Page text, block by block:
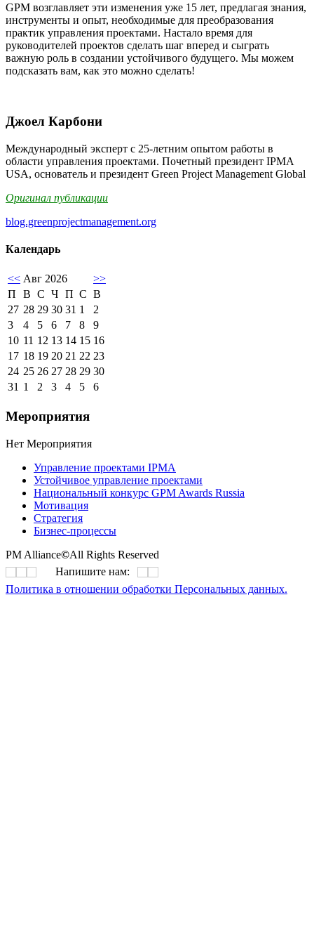
GPM возглавляет эти изменения уже 15 лет, предлагая знания,
инструменты и опыт, необходимые для преобразования
практик управления проектами. Настало время для
руководителей проектов сделать шаг вперед и сыграть
важную роль в создании устойчивого будущего. Мы можем
подсказать вам, как это можно сделать!
Джоел Карбони
Международный эксперт с 25-летним опытом работы в
области управления проектами. Почетный президент IPMA
USA, основатель и президент Green Project Management Global
Оригинал публикации
blog.greenprojectmanagement.org
Календарь
<< Авг 2026
>>
П
В С Ч П С В
27 28 29 30 31 1
2
3
4 5 6 7 8
9
10 11 12 13 14 15 16
17 18 19 20 21 22 23
24 25 26 27 28 29 30
31 1 2 3 4 5 6
Мероприятия
Нет Мероприятия
Управление проектами IPMA
Устойчивое управление проектами
Национальный конкурс GPM Awards Russia
Мотивация
Стратегия
Бизнес-процессы
PM Alliance©All Rights Reserved
Напишите нам:
Политика в отношении обработки Персональных данных.